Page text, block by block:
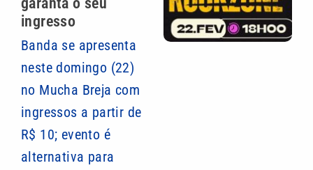
ingresso
Banda se apresenta
neste domingo (22)
no Mucha Breja com
ingressos a partir de
R$ 10; evento é
alternativa para